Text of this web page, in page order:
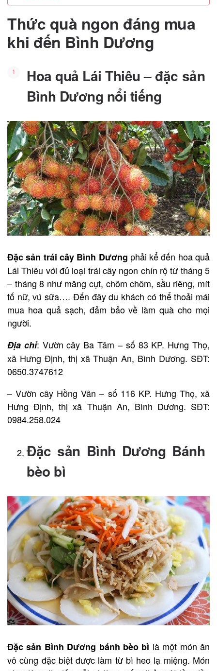
Thức quà ngon đáng mua
khi đến Bình Dương
Hoa quả Lái Thiêu – đặc sản
Bình Dương nổi tiếng
Đặc sản trái cây Bình Dương phải kể đến hoa quả
Lái Thiêu với đủ loại trái cây ngon chín rộ từ tháng 5
– tháng 8 như măng cụt, chôm chôm, sầu riêng, mít
tố nữ, vú sữa…. Đến đây du khách có thể thoải mái
mua hoa quả sạch, đảm bảo về làm quà cho mọi
người.
Địa chỉ: Vườn cây Ba Tâm – số 83 KP. Hưng Thọ,
xã Hưng Định, thị xã Thuận An, Bình Dương. SĐT:
0650.3747612
– Vườn cây Hồng Vân – số 116 KP. Hưng Thọ, xã
Hưng Định, thị xã Thuận An, Bình Dương. SĐT:
0984.258.024
Đặc sản Bình Dương Bánh
bèo bì
Đặc sản Bình Dương bánh bèo bì là một món ăn
vô cùng đặc biệt được làm từ bì heo lạ miệng. Món